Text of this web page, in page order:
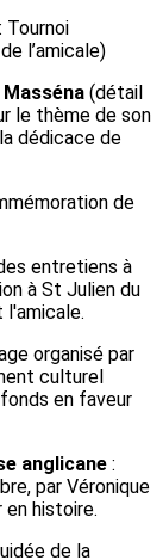
: Tournoi
l’amicale)
Masséna (détail
le thème de son
dédicace de
de
entretiens à
à St Julien du
organisé par
culturel
en faveur
anglicane :
par Véronique
en histoire.
de la